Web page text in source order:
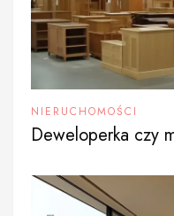
NIERUCHOMOŚCI
Deweloperka czy